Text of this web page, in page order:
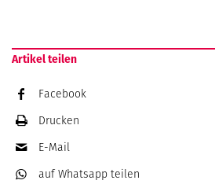
Artikel teilen
Facebook
Drucken
E-Mail
auf Whatsapp teilen